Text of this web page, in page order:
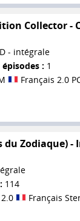
Collector -
- intégrale
épisodes : 1
Français 2.0
du Zodiaque) -
114
Français